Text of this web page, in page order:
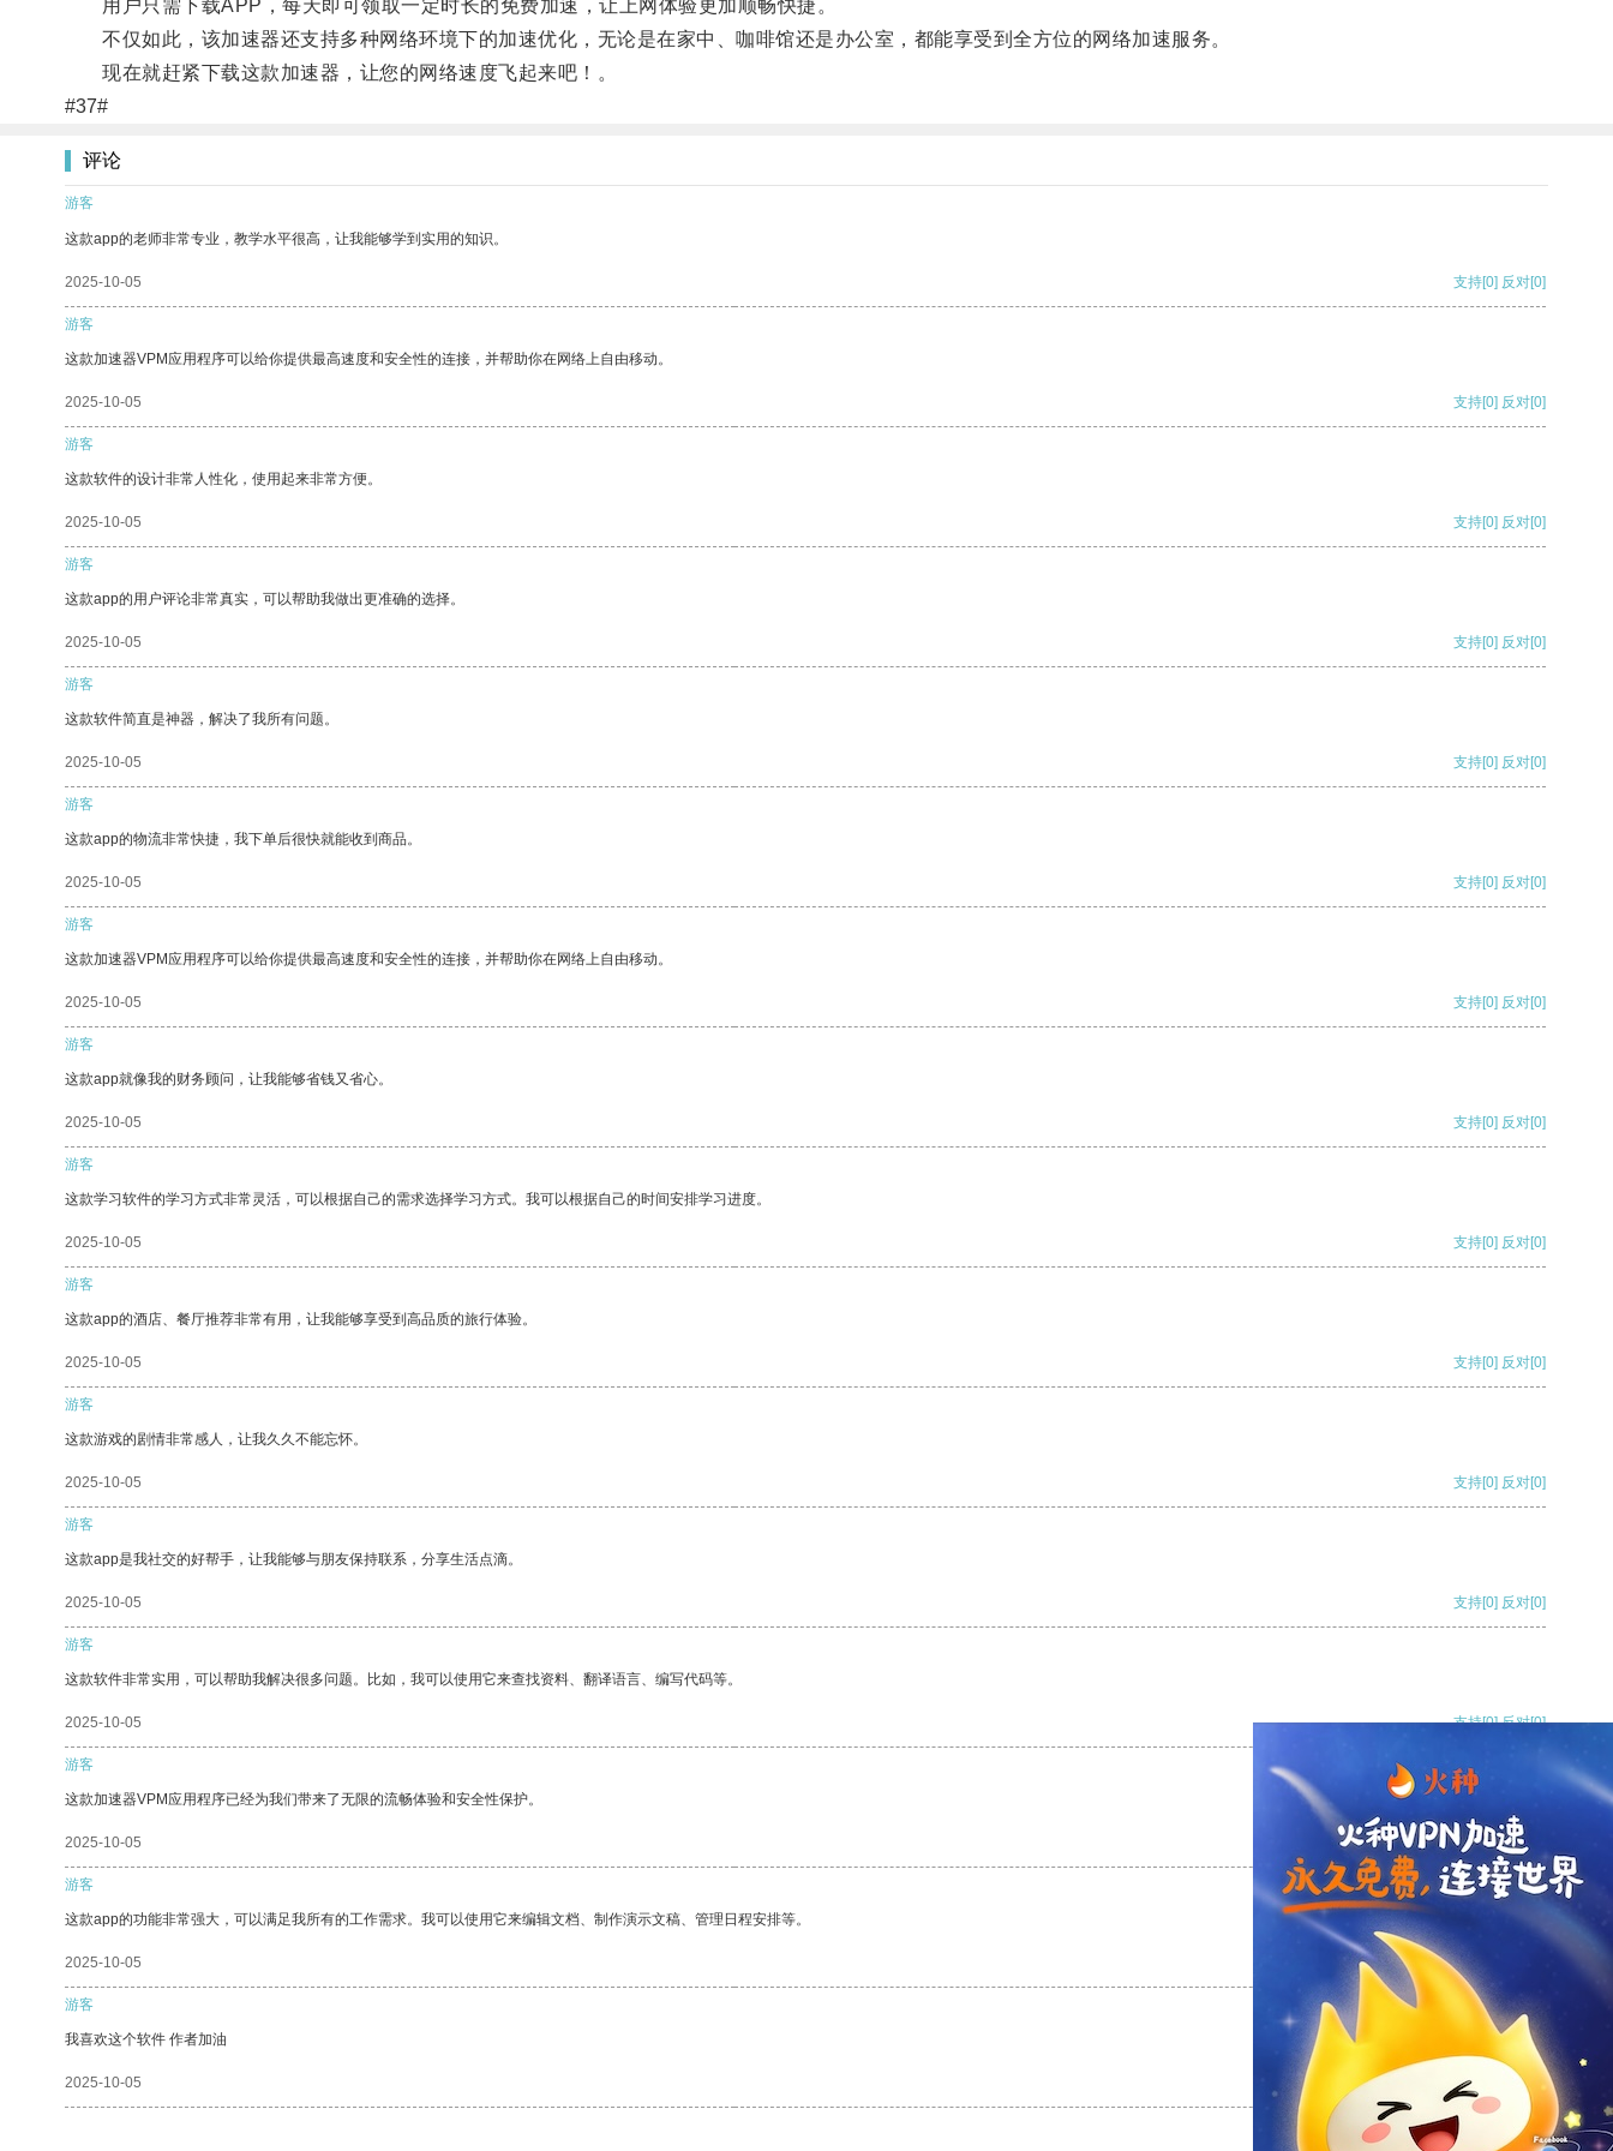
用户只需下载APP，每天即可领取一定时长的免费加速，让上网体验更加顺畅快捷。
不仅如此，该加速器还支持多种网络环境下的加速优化，无论是在家中、咖啡馆还是办公室，都能享受到全方位的网络加速服务。
现在就赶紧下载这款加速器，让您的网络速度飞起来吧！。
#37#
评论
游客
这款app的老师非常专业，教学水平很高，让我能够学到实用的知识。
2025-10-05 支持[0] 反对[0]
游客
这款加速器VPM应用程序可以给你提供最高速度和安全性的连接，并帮助你在网络上自由移动。
2025-10-05 支持[0] 反对[0]
游客
这款软件的设计非常人性化，使用起来非常方便。
2025-10-05 支持[0] 反对[0]
游客
这款app的用户评论非常真实，可以帮助我做出更准确的选择。
2025-10-05 支持[0] 反对[0]
游客
这款软件简直是神器，解决了我所有问题。
2025-10-05 支持[0] 反对[0]
游客
这款app的物流非常快捷，我下单后很快就能收到商品。
2025-10-05 支持[0] 反对[0]
游客
这款加速器VPM应用程序可以给你提供最高速度和安全性的连接，并帮助你在网络上自由移动。
2025-10-05 支持[0] 反对[0]
游客
这款app就像我的财务顾问，让我能够省钱又省心。
2025-10-05 支持[0] 反对[0]
游客
这款学习软件的学习方式非常灵活，可以根据自己的需求选择学习方式。我可以根据自己的时间安排学习进度。
2025-10-05 支持[0] 反对[0]
游客
这款app的酒店、餐厅推荐非常有用，让我能够享受到高品质的旅行体验。
2025-10-05 支持[0] 反对[0]
游客
这款游戏的剧情非常感人，让我久久不能忘怀。
2025-10-05 支持[0] 反对[0]
游客
这款app是我社交的好帮手，让我能够与朋友保持联系，分享生活点滴。
2025-10-05 支持[0] 反对[0]
游客
这款软件非常实用，可以帮助我解决很多问题。比如，我可以使用它来查找资料、翻译语言、编写代码等。
2025-10-05 支持[0] 反对[0]
游客
这款加速器VPM应用程序已经为我们带来了无限的流畅体验和安全性保护。
2025-10-05 支持[0] 反对
游客
这款app的功能非常强大，可以满足我所有的工作需求。我可以使用它来编辑文档、制作演示文稿、管理日程安排等。
2025-10-05 支持
游客
我喜欢这个软件 作者加油
2025-10-05 支持 反对 [0]